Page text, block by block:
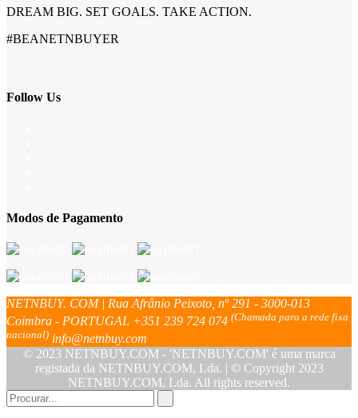
DREAM BIG. SET GOALS. TAKE ACTION.
#BEANETNBUYER
Follow Us
Modos de Pagamento
NETNBUY. COM | Rua Afrânio Peixoto, nº 291 - 3000-013
Coimbra - PORTUGAL +351 239 724 074 (Chamada para a rede fixa
nacional) info@netnbuy.com
© 2023 NETNBUY.COM - 'NETNBUY.COM' é uma marca
registada da NETNBUY.COM, Lda. | © Copyright 2023
NETNBUY.COM, Lda. All rights reserved.